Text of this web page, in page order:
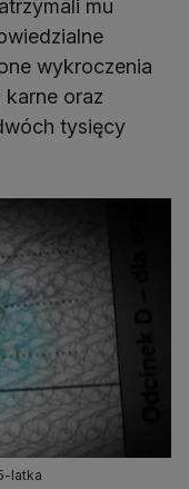
mu
wykroczenia
karne oraz
tysięcy
latka